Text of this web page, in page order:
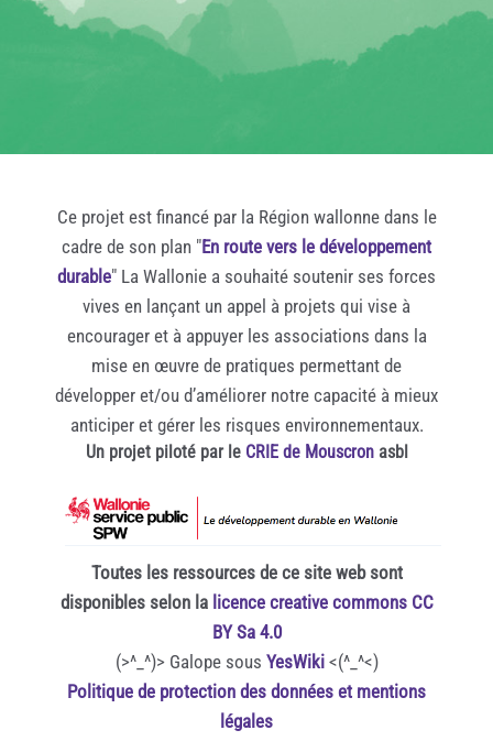
Ce projet est financé par la Région wallonne dans le
cadre de son plan "En route vers le développement
durable" La Wallonie a souhaité soutenir ses forces
vives en lançant un appel à projets qui vise à
encourager et à appuyer les associations dans la
mise en œuvre de pratiques permettant de
développer et/ou d’améliorer notre capacité à mieux
anticiper et gérer les risques environnementaux.
Un projet piloté par le CRIE de Mouscronasbl
Toutes les ressources de ce site web sont
disponibles selon la licence creative commons CC
BY Sa 4.0
(>^_^)> Galope sous YesWiki<(^_^<)
Politique de protection des données et mentions
légales